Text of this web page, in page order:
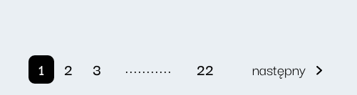
1 2 3 ........... 22 następny